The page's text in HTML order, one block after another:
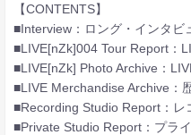
【CONTENTS】
■Interview：ロング・インタビ
■LIVE[nZk]004 Tour Report：
■LIVE[nZk] Photo Archive：
■LIVE Merchandise Archive：
■Recording Studio Report：レ
■Private Studio Report：プラ